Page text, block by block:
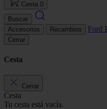
Cesta 0
Buscar
Accesorios
Recambios Ford
Cerrar
Cesta
Cerrar
Cesta
Tu cesta está vacía.